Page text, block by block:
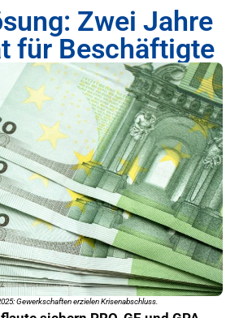
Zwei Jahre
für Beschäftigte
Gewerkschaften erzielen Krisenabschluss.